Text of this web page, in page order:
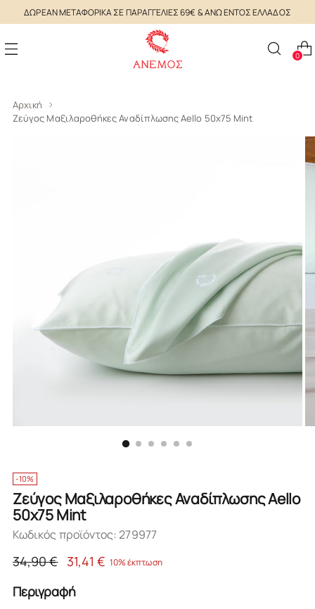
ΔΩΡΕΑΝ ΜΕΤΑΦΟΡΙΚΑ ΣΕ ΠΑΡΑΓΓΕΛΙΕΣ 69€ & ΑΝΩ ΕΝΤΟΣ ΕΛΛΑΔΟΣ
0
Αρχική
Ζεύγος Μαξιλαροθήκες Αναδίπλωσης Aello 50x75 Mint
-10%
Ζεύγος Μαξιλαροθήκες Αναδίπλωσης Aello
50x75 Mint
Κωδικός προϊόντος: 279977
Κανονική
34,90 € 31,41 € 10% έκπτωση
Περιγραφή